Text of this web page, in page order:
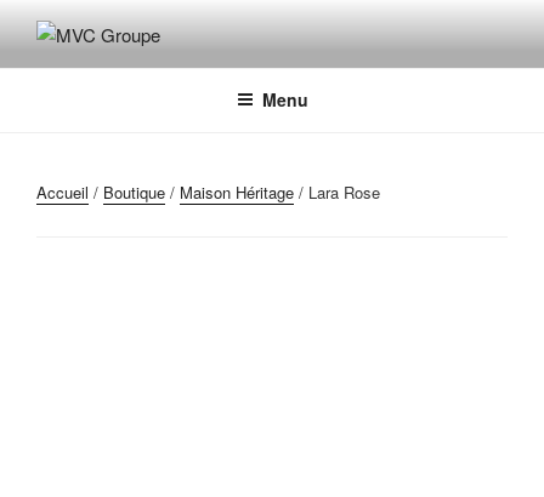
contenuMVC GROUPE
Maroquinerie – Valises – Chaussures
Menu
Accueil / Boutique / Maison Héritage / Lara Rose